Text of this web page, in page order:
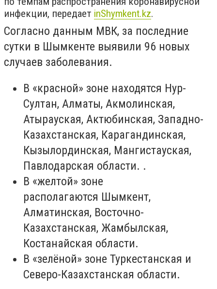
инфекции, передает inShymkent.kz.
Согласно данным МВК, за последние
сутки в Шымкенте выявили 96 новых
случаев заболевания.
В «красной» зоне находятся Нур-
Султан, Алматы, Акмолинская,
Атырауская, Актюбинская, Западно-
Казахстанская, Карагандинская,
Кызылординская, Мангистауская,
Павлодарская области. .
В «желтой» зоне
располагаются Шымкент,
Алматинская, Восточно-
Казахстанская, Жамбылская,
Костанайская области.
В «зелёной» зоне Туркестанская и
Северо-Казахстанская области.